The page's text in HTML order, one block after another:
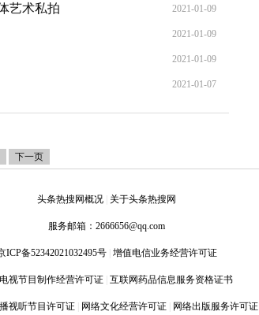
艺术私拍 2021-01-09
2021-01-09
2021-01-09
2021-01-07
下一页
头条热搜网概况 关于头条热搜网
服务邮箱： 2666656@qq.com
ICP备52342021032495号 增值电信业务经营许可证
视节目制作经营许可证 互联网药品信息服务资格证书
视听节目许可证 网络文化经营许可证 网络出版服务许可证